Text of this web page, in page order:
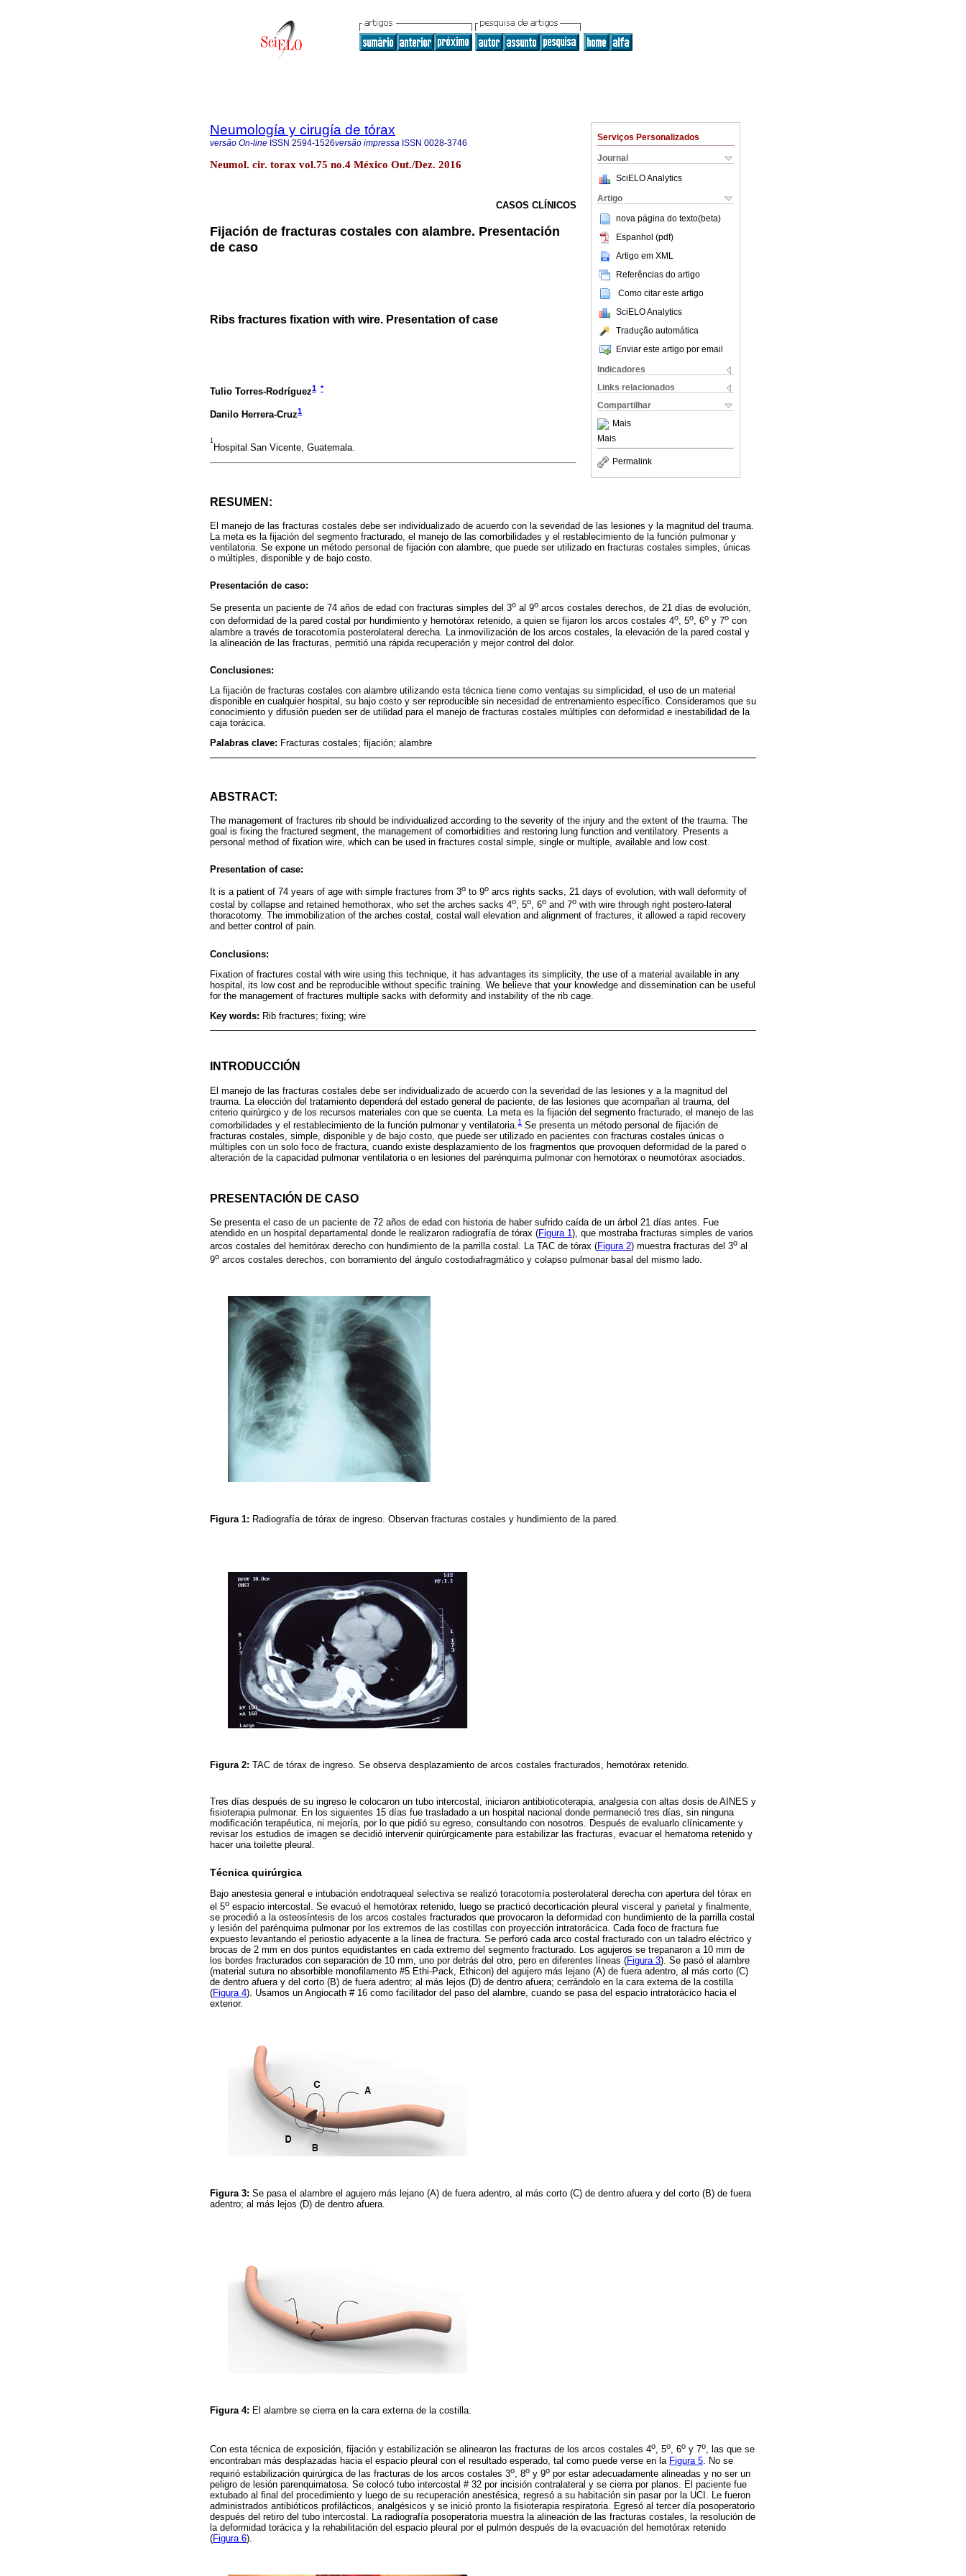
Serviços Personalizados
Journal
SciELO Analytics
Artigo
nova página do texto(beta)
Espanhol (pdf)
Artigo em XML
Referências do artigo
Como citar este artigo
SciELO Analytics
Tradução automática
Enviar este artigo por email
Indicadores
Links relacionados
Compartilhar
Mais
Mais
Permalink
Neumología y cirugía de tórax
versão On-line ISSN 2594-1526versão impressa ISSN 0028-3746
Neumol. cir. torax vol.75 no.4 México Out./Dez. 2016
CASOS CLÍNICOS
Fijación de fracturas costales con alambre. Presentación
de caso
Ribs fractures fixation with wire. Presentation of case
Tulio Torres-Rodríguez1 *
Danilo Herrera-Cruz1
1
Hospital San Vicente, Guatemala.
RESUMEN:
El manejo de las fracturas costales debe ser individualizado de acuerdo con la severidad de las lesiones y la magnitud del trauma.
La meta es la fijación del segmento fracturado, el manejo de las comorbilidades y el restablecimiento de la función pulmonar y
ventilatoria. Se expone un método personal de fijación con alambre, que puede ser utilizado en fracturas costales simples, únicas
o múltiples, disponible y de bajo costo.
Presentación de caso:
Se presenta un paciente de 74 años de edad con fracturas simples del 3o al 9o arcos costales derechos, de 21 días de evolución,
con deformidad de la pared costal por hundimiento y hemotórax retenido, a quien se fijaron los arcos costales 4o, 5o, 6o y 7o con
alambre a través de toracotomía posterolateral derecha. La inmovilización de los arcos costales, la elevación de la pared costal y
la alineación de las fracturas, permitió una rápida recuperación y mejor control del dolor.
Conclusiones:
La fijación de fracturas costales con alambre utilizando esta técnica tiene como ventajas su simplicidad, el uso de un material
disponible en cualquier hospital, su bajo costo y ser reproducible sin necesidad de entrenamiento específico. Consideramos que su
conocimiento y difusión pueden ser de utilidad para el manejo de fracturas costales múltiples con deformidad e inestabilidad de la
caja torácica.
Palabras clave: Fracturas costales; fijación; alambre
ABSTRACT:
The management of fractures rib should be individualized according to the severity of the injury and the extent of the trauma. The
goal is fixing the fractured segment, the management of comorbidities and restoring lung function and ventilatory. Presents a
personal method of fixation wire, which can be used in fractures costal simple, single or multiple, available and low cost.
Presentation of case:
It is a patient of 74 years of age with simple fractures from 3o to 9o arcs rights sacks, 21 days of evolution, with wall deformity of
costal by collapse and retained hemothorax, who set the arches sacks 4o, 5o, 6o and 7o with wire through right postero-lateral
thoracotomy. The immobilization of the arches costal, costal wall elevation and alignment of fractures, it allowed a rapid recovery
and better control of pain.
Conclusions:
Fixation of fractures costal with wire using this technique, it has advantages its simplicity, the use of a material available in any
hospital, its low cost and be reproducible without specific training. We believe that your knowledge and dissemination can be useful
for the management of fractures multiple sacks with deformity and instability of the rib cage.
Key words: Rib fractures; fixing; wire
INTRODUCCIÓN
El manejo de las fracturas costales debe ser individualizado de acuerdo con la severidad de las lesiones y a la magnitud del
trauma. La elección del tratamiento dependerá del estado general de paciente, de las lesiones que acompañan al trauma, del
criterio quirúrgico y de los recursos materiales con que se cuenta. La meta es la fijación del segmento fracturado, el manejo de las
comorbilidades y el restablecimiento de la función pulmonar y ventilatoria.1 Se presenta un método personal de fijación de
fracturas costales, simple, disponible y de bajo costo, que puede ser utilizado en pacientes con fracturas costales únicas o
múltiples con un solo foco de fractura, cuando existe desplazamiento de los fragmentos que provoquen deformidad de la pared o
alteración de la capacidad pulmonar ventilatoria o en lesiones del parénquima pulmonar con hemotórax o neumotórax asociados.
PRESENTACIÓN DE CASO
Se presenta el caso de un paciente de 72 años de edad con historia de haber sufrido caída de un árbol 21 días antes. Fue
atendido en un hospital departamental donde le realizaron radiografía de tórax (Figura 1), que mostraba fracturas simples de varios
arcos costales del hemitórax derecho con hundimiento de la parrilla costal. La TAC de tórax (Figura 2) muestra fracturas del 3o al
9o arcos costales derechos, con borramiento del ángulo costodiafragmático y colapso pulmonar basal del mismo lado.
Figura 1: Radiografía de tórax de ingreso. Observan fracturas costales y hundimiento de la pared.
Figura 2: TAC de tórax de ingreso. Se observa desplazamiento de arcos costales fracturados, hemotórax retenido.
Tres días después de su ingreso le colocaron un tubo intercostal, iniciaron antibioticoterapia, analgesia con altas dosis de AINES y
fisioterapia pulmonar. En los siguientes 15 días fue trasladado a un hospital nacional donde permaneció tres días, sin ninguna
modificación terapéutica, ni mejoría, por lo que pidió su egreso, consultando con nosotros. Después de evaluarlo clínicamente y
revisar los estudios de imagen se decidió intervenir quirúrgicamente para estabilizar las fracturas, evacuar el hematoma retenido y
hacer una toilette pleural.
Técnica quirúrgica
Bajo anestesia general e intubación endotraqueal selectiva se realizó toracotomía posterolateral derecha con apertura del tórax en
el 5o espacio intercostal. Se evacuó el hemotórax retenido, luego se practicó decorticación pleural visceral y parietal y finalmente,
se procedió a la osteosíntesis de los arcos costales fracturados que provocaron la deformidad con hundimiento de la parrilla costal
y lesión del parénquima pulmonar por los extremos de las costillas con proyección intratorácica. Cada foco de fractura fue
expuesto levantando el periostio adyacente a la línea de fractura. Se perforó cada arco costal fracturado con un taladro eléctrico y
brocas de 2 mm en dos puntos equidistantes en cada extremo del segmento fracturado. Los agujeros se trepanaron a 10 mm de
los bordes fracturados con separación de 10 mm, uno por detrás del otro, pero en diferentes líneas (Figura 3). Se pasó el alambre
(material sutura no absorbible monofilamento #5 Ethi-Pack, Ethicon) del agujero más lejano (A) de fuera adentro, al más corto (C)
de dentro afuera y del corto (B) de fuera adentro; al más lejos (D) de dentro afuera; cerrándolo en la cara externa de la costilla
(Figura 4). Usamos un Angiocath # 16 como facilitador del paso del alambre, cuando se pasa del espacio intratorácico hacia el
exterior.
Figura 3: Se pasa el alambre el agujero más lejano (A) de fuera adentro, al más corto (C) de dentro afuera y del corto (B) de fuera
adentro; al más lejos (D) de dentro afuera.
Figura 4: El alambre se cierra en la cara externa de la costilla.
Con esta técnica de exposición, fijación y estabilización se alinearon las fracturas de los arcos costales 4o, 5o, 6o y 7o, las que se
encontraban más desplazadas hacia el espacio pleural con el resultado esperado, tal como puede verse en la Figura 5 . No se
requirió estabilización quirúrgica de las fracturas de los arcos costales 3o, 8o y 9o por estar adecuadamente alineadas y no ser un
peligro de lesión parenquimatosa. Se colocó tubo intercostal # 32 por incisión contralateral y se cierra por planos. El paciente fue
extubado al final del procedimiento y luego de su recuperación anestésica, regresó a su habitación sin pasar por la UCI. Le fueron
administrados antibióticos profilácticos, analgésicos y se inició pronto la fisioterapia respiratoria. Egresó al tercer día posoperatorio
después del retiro del tubo intercostal. La radiografía posoperatoria muestra la alineación de las fracturas costales, la resolución de
la deformidad torácica y la rehabilitación del espacio pleural por el pulmón después de la evacuación del hemotórax retenido
(Figura 6).